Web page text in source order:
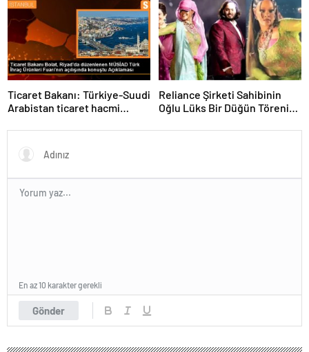
Ticaret Bakanı: Türkiye-Suudi
Arabistan ticaret hacmi
Reliance Şirketi Sahibinin
Oğlu Lüks Bir Düğün Töreni
Gönder
En az 10 karakter gerekli